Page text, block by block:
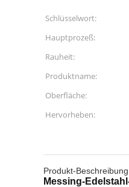
Schlüsselwort:
Hauptprozeß:
Rauheit:
Produktname:
Oberfläche:
Hervorheben:
Produkt-Beschreibung
Messing-